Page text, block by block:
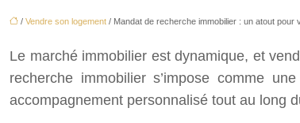
/ Vendre son logement / Mandat de recherche immobilier : un atout pour
Le marché immobilier est dynamique, et
recherche immobilier s’impose comme
accompagnement personnalisé tout au long